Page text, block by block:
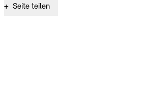
+ Seite teilen